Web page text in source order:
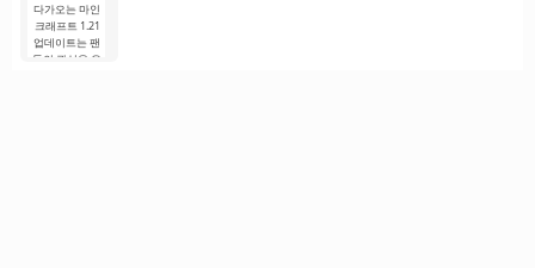
다가오는 마인
크래프트 1.21
업데이트는 팬
들의 관심을 유